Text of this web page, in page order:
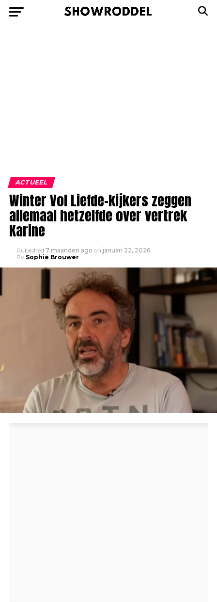
ACTUEEL
Winter Vol Liefde-kijkers zeggen
allemaal hetzelfde over vertrek
Karine
Published 7 maanden ago on januari 22, 2026
By Sophie Brouwer